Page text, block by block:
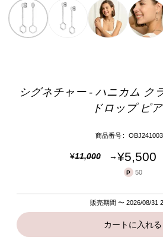
シグネチャー - ハニカム ク
ドロップ ピ
商品番号
¥11,000 ¥5,500
50
販売期間 〜 2026/08/31
カートに入れる